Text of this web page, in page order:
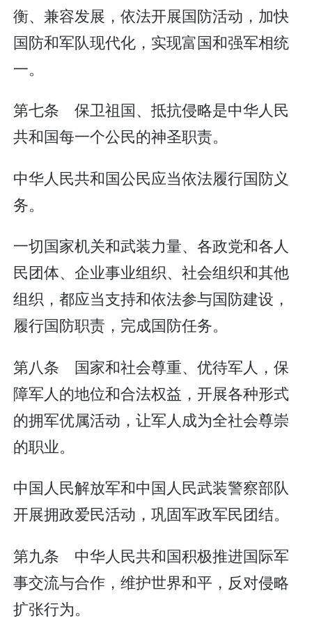
衡、兼容发展，依法开展国防活动，加快
国防和军队现代化，实现富国和强军相统
一。
第七条 保卫祖国、抵抗侵略是中华人民
共和国每一个公民的神圣职责。
中华人民共和国公民应当依法履行国防义
务。
一切国家机关和武装力量、各政党和各人
民团体、企业事业组织、社会组织和其他
组织，都应当支持和依法参与国防建设，
履行国防职责，完成国防任务。
第八条 国家和社会尊重、优待军人，保
障军人的地位和合法权益，开展各种形式
的拥军优属活动，让军人成为全社会尊崇
的职业。
中国人民解放军和中国人民武装警察部队
开展拥政爱民活动，巩固军政军民团结。
第九条 中华人民共和国积极推进国际军
事交流与合作，维护世界和平，反对侵略
扩张行为。